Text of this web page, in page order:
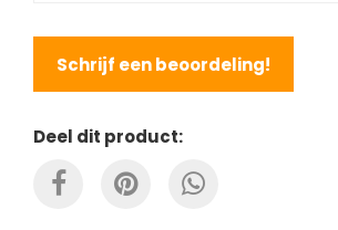
Schrijf een beoordeling!
Deel dit product: